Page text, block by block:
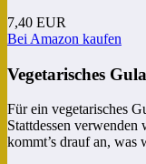
7,40 EUR
Bei Amazon kaufen
Vegetarisches
Für ein vegetarisches
Stattdessen
kommt’s drauf an, was